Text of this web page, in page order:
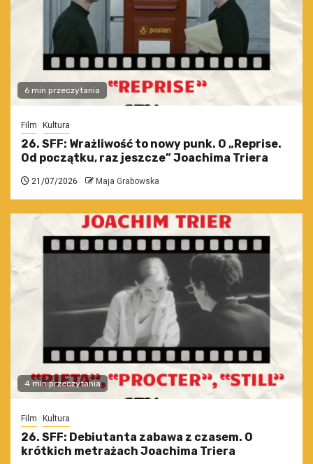
6 min przeczytania
Film Kultura
26. SFF: Wrażliwość to nowy punk. O „Reprise.
Od początku, raz jeszcze” Joachima Triera
21/07/2026 Maja Grabowska
4 min przeczytania
Film Kultura
26. SFF: Debiutanta zabawa z czasem. O
krótkich metrażach Joachima Triera